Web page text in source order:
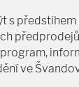
PRO
s
ve